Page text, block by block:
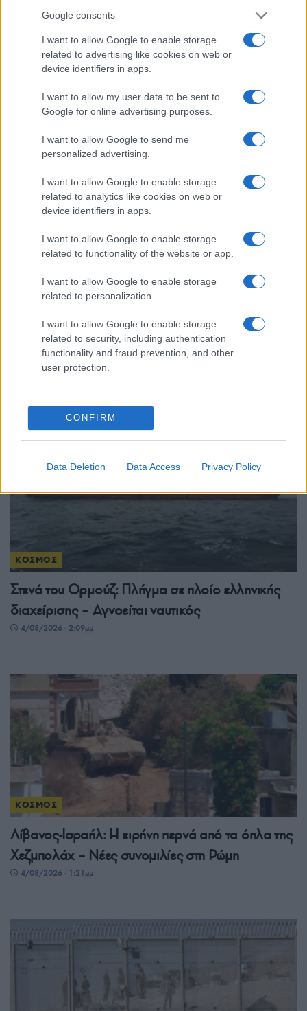
Google consents
I want to allow Google to enable storage
related to advertising like cookies on web or
device identifiers in apps.
I want to allow my user data to be sent to
Google for online advertising purposes.
I want to allow Google to send me
personalized advertising.
I want to allow Google to enable storage
related to analytics like cookies on web or
device identifiers in apps.
I want to allow Google to enable storage
related to functionality of the website or app.
I want to allow Google to enable storage
related to personalization.
I want to allow Google to enable storage
related to security, including authentication
functionality and fraud prevention, and other
user protection.
CONFIRM
Data Deletion Data Access Privacy Policy
ΚΟΣΜΟΣ
Στενό του Ορμούζ: Πού κολλάει η συμφωνία με
το Ιράν – Το σχέδιο των 60 ημερών
5/08/2026 - 8:57πμ
ΚΟΣΜΟΣ
Πόλεμος στο Ιράν: Εξαντλούνται τα αποθέματα
πυραύλων των ΗΠΑ – Ανησυχία για την αμυντική
ετοιμότητα
ΚΟΣΜΟΣ
Στενά του Ορμούζ: Πλήγμα σε πλοίο ελληνικής
διαχείρισης – Αγνοείται ναυτικός
4/08/2026 - 2:09μμ
ΚΟΣΜΟΣ
Λίβανος-Ισραήλ: Η ειρήνη περνά από τα όπλα της
Χεζμπολάχ – Νέες συνομιλίες στη Ρώμη
4/08/2026 - 1:21μμ